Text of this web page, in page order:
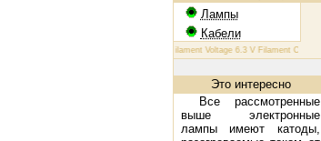
Лампы
Кабели
КТ 88: Filament Voltage 6.3 V Filament Current 1.6
Это интересно
Все рассмотренные
выше электронные
лампы имеют катоды,